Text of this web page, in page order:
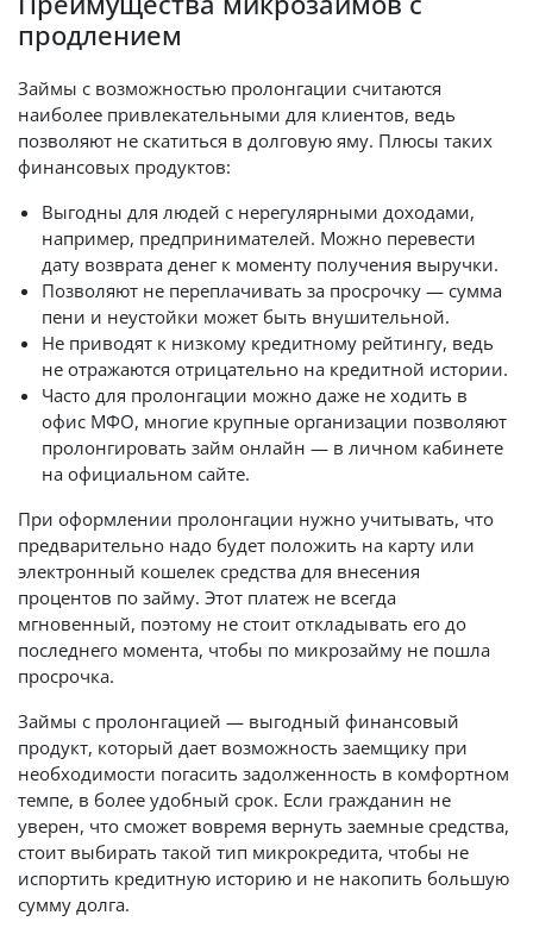
продлением
Займы с возможностью пролонгации считаются
наиболее привлекательными для клиентов, ведь
позволяют не скатиться в долговую яму. Плюсы таких
финансовых продуктов:
Выгодны для людей с нерегулярными доходами,
например, предпринимателей. Можно перевести
дату возврата денег к моменту получения выручки.
Позволяют не переплачивать за просрочку — сумма
пени и неустойки может быть внушительной.
Не приводят к низкому кредитному рейтингу, ведь
не отражаются отрицательно на кредитной истории.
Часто для пролонгации можно даже не ходить в
офис МФО, многие крупные организации позволяют
пролонгировать займ онлайн — в личном кабинете
на официальном сайте.
При оформлении пролонгации нужно учитывать, что
предварительно надо будет положить на карту или
электронный кошелек средства для внесения
процентов по займу. Этот платеж не всегда
мгновенный, поэтому не стоит откладывать его до
последнего момента, чтобы по микрозайму не пошла
просрочка.
Займы с пролонгацией — выгодный финансовый
продукт, который дает возможность заемщику при
необходимости погасить задолженность в комфортном
темпе, в более удобный срок. Если гражданин не
уверен, что сможет вовремя вернуть заемные средства,
стоит выбирать такой тип микрокредита, чтобы не
испортить кредитную историю и не накопить большую
сумму долга.